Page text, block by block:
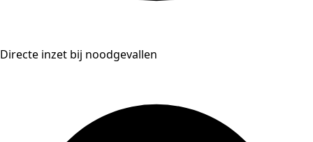
Directe inzet bij noodgevallen